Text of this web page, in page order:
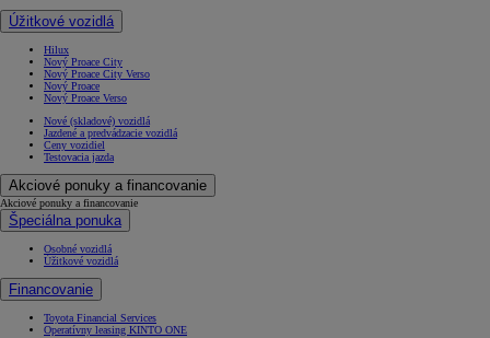
Úžitkové vozidlá
Hilux
Nový Proace City
Nový Proace City Verso
Nový Proace
Nový Proace Verso
Nové (skladové) vozidlá
Jazdené a predvádzacie vozidlá
Ceny vozidiel
Testovacia jazda
Akciové ponuky a financovanie
Akciové ponuky a financovanie
Špeciálna ponuka
Osobné vozidlá
Úžitkové vozidlá
Financovanie
Toyota Financial Services
Operatívny leasing KINTO ONE